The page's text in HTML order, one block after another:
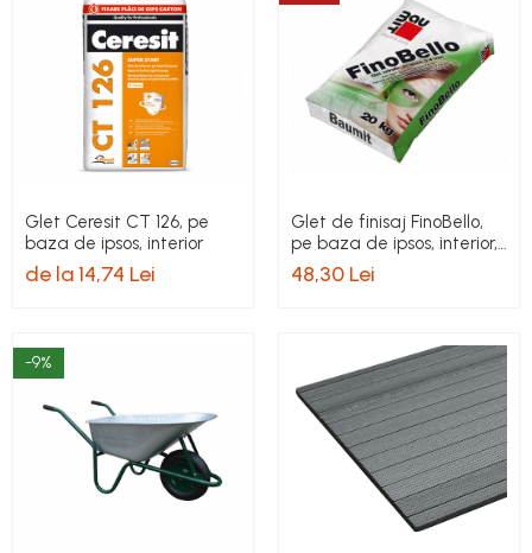
Glet Ceresit CT 126, pe
baza de ipsos, interior
de la 14,74 Lei
Glet de finisaj FinoBello,
pe baza de ipsos, interior,
20 kg
48,30 Lei
-9%